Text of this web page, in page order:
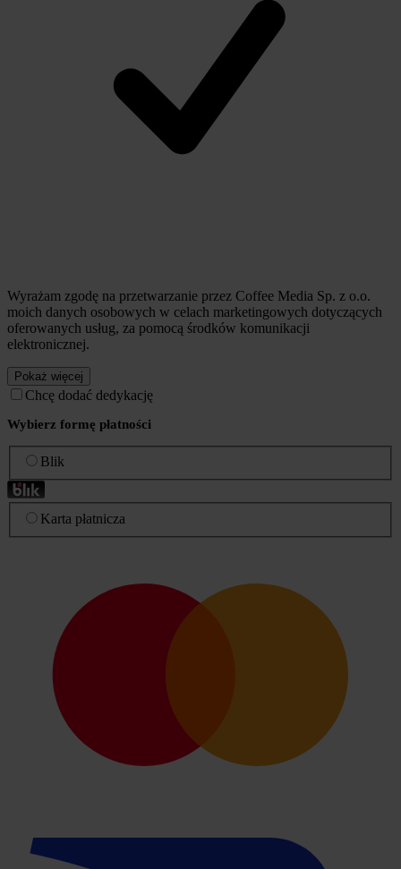
Wyrażam zgodę na przetwarzanie przez Coffee Media Sp. z o.o.
moich danych osobowych w celach marketingowych dotyczących
oferowanych usług, za pomocą środków komunikacji
elektronicznej.
Pokaż więcej
Chcę dodać dedykację
Wybierz formę płatności
Blik
Karta płatnicza